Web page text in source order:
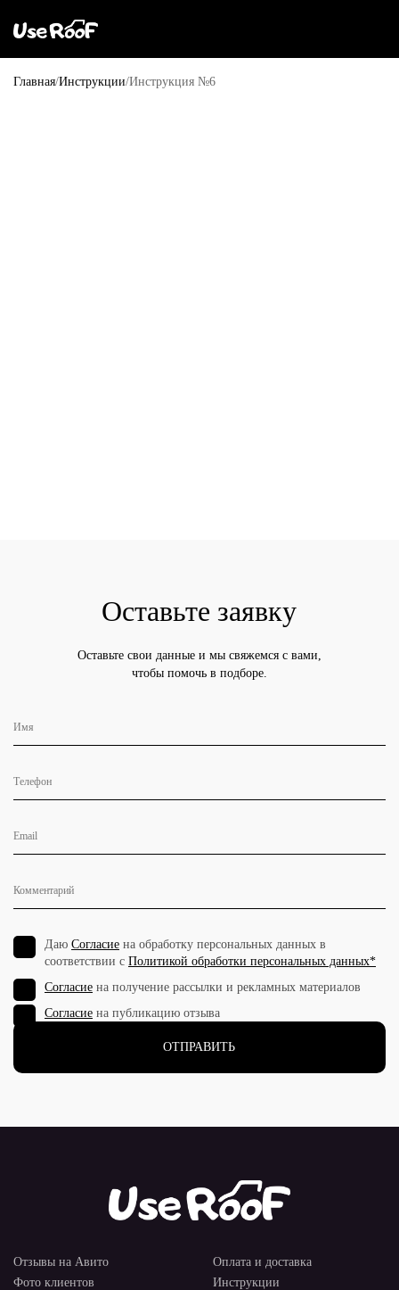
Главная Инструкции Инструкция №6
Оставьте заявку
Оставьте свои данные и мы свяжемся с вами,
чтобы помочь в подборе.
Даю Согласие на обработку персональных данных в
соответствии с Политикой обработки персональных данных*
Согласие на получение рассылки и рекламных материалов
Согласие на публикацию отзыва
Отзывы на Авито
Фото клиентов
Оплата и доставка
Инструкции